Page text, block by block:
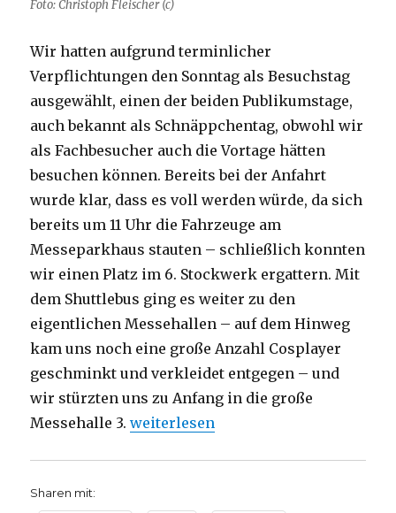
Foto: Christoph Fleischer (c)
Wir hatten aufgrund terminlicher
Verpflichtungen den Sonntag als Besuchstag
ausgewählt, einen der beiden Publikumstage,
auch bekannt als Schnäppchentag, obwohl wir
als Fachbesucher auch die Vortage hätten
besuchen können. Bereits bei der Anfahrt
wurde klar, dass es voll werden würde, da sich
bereits um 11 Uhr die Fahrzeuge am
Messeparkhaus stauten – schließlich konnten
wir einen Platz im 6. Stockwerk ergattern. Mit
dem Shuttlebus ging es weiter zu den
eigentlichen Messehallen – auf dem Hinweg
kam uns noch eine große Anzahl Cosplayer
geschminkt und verkleidet entgegen – und
wir stürzten uns zu Anfang in die große
Messehalle 3.„Bericht von der Frankfurter
weiterlesen
Sharen mit: